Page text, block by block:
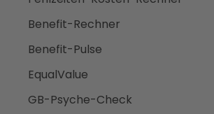
Benefit-Rechner
Benefit-Pulse
EqualValue
GB-Psyche-Check